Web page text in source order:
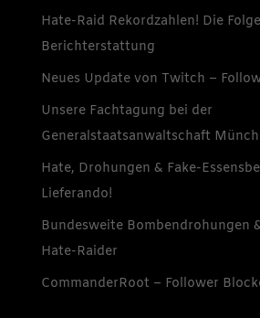
Hate-Raid Rekordzahlen! Die
Berichterstattung
Neues Update von Twitch –
Unsere Fachtagung bei der
Generalstaatsanwaltschaft
Hate, Drohungen & Fake-
Lieferando!
Bundesweite Bombendrohungen
Hate-Raider
CommanderRoot – Follower